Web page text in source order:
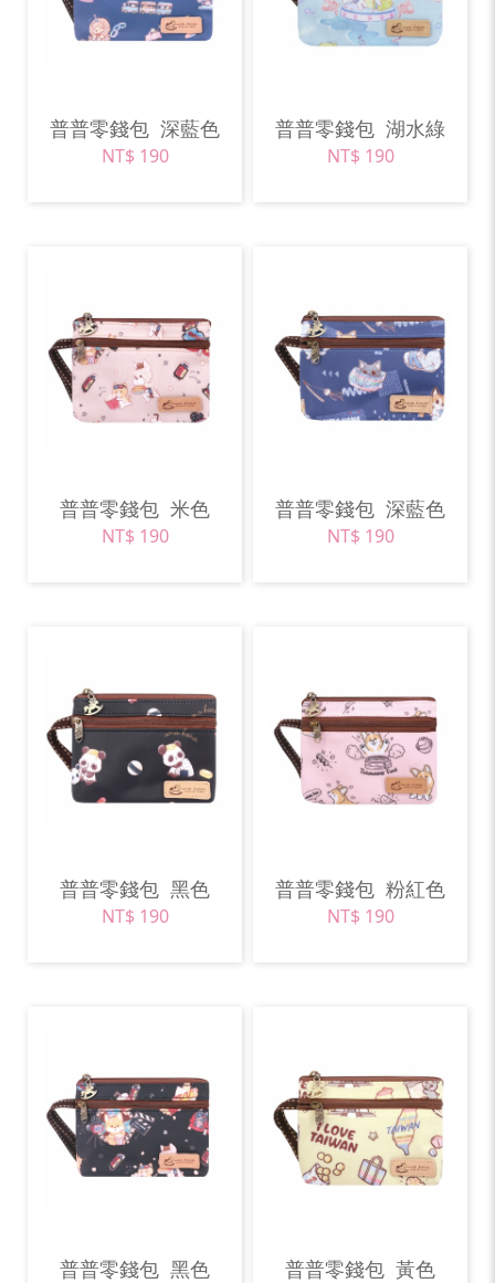
普普零錢包 深藍色
NT$ 190
普普零錢包 湖水綠
NT$ 190
普普零錢包 米色
NT$ 190
普普零錢包 深藍色
NT$ 190
普普零錢包 黑色
NT$ 190
普普零錢包 粉紅色
NT$ 190
普普零錢包 黑色 普普零錢包 黃色